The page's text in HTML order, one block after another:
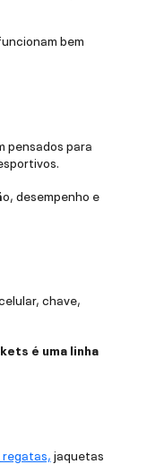
bem
pensados para
desempenho e
chave,
é uma linha
jaquetas